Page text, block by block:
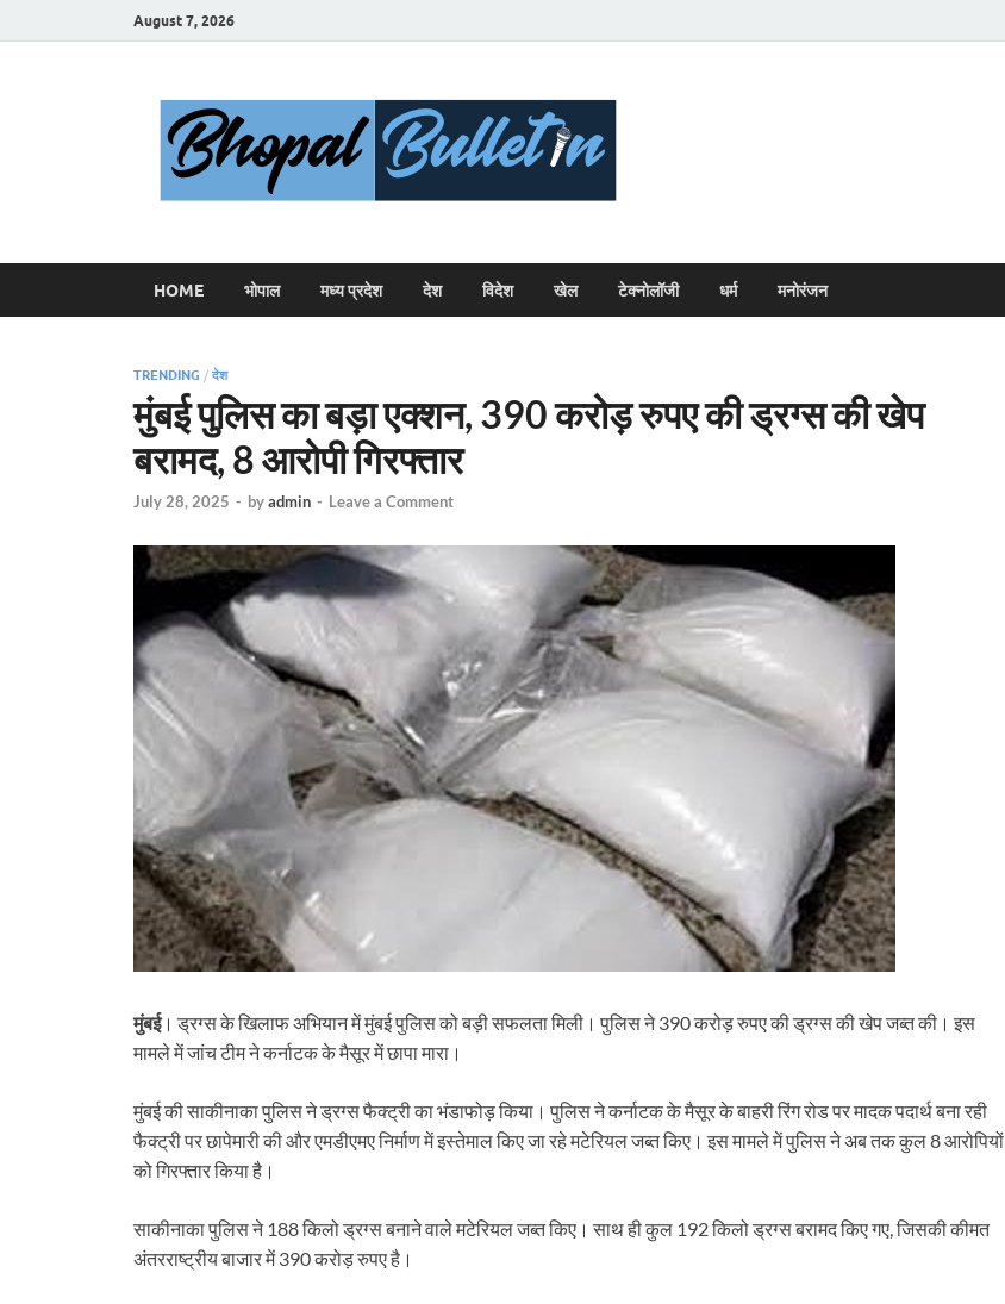
August 7, 2026
HOME भोपाल मध्य प्रदेश देश विदेश खेल टेक्नोलॉजी धर्म मनोरंजन
TRENDING / देश
मुंबई पुलिस का बड़ा एक्शन, 390 करोड़ रुपए की ड्रग्स की खेप
बरामद, 8 आरोपी गिरफ्तार
July 28, 2025 - byadmin - Leave a Comment
मुंबई। ड्रग्स के खिलाफ अभियान में मुंबई पुलिस को बड़ी सफलता मिली। पुलिस ने 390 करोड़ रुपए की ड्रग्स की खेप जब्त की। इस
मामले में जांच टीम ने कर्नाटक के मैसूर में छापा मारा।
मुंबई की साकीनाका पुलिस ने ड्रग्स फैक्ट्री का भंडाफोड़ किया। पुलिस ने कर्नाटक के मैसूर के बाहरी रिंग रोड पर मादक पदार्थ बना रही
फैक्ट्री पर छापेमारी की और एमडीएमए निर्माण में इस्तेमाल किए जा रहे मटेरियल जब्त किए। इस मामले में पुलिस ने अब तक कुल 8 आरोपियों
को गिरफ्तार किया है।
साकीनाका पुलिस ने 188 किलो ड्रग्स बनाने वाले मटेरियल जब्त किए। साथ ही कुल 192 किलो ड्रग्स बरामद किए गए, जिसकी कीमत
अंतरराष्ट्रीय बाजार में 390 करोड़ रुपए है।